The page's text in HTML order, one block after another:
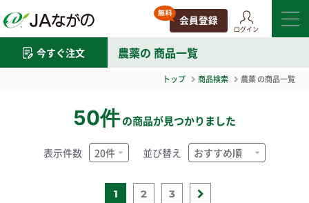
ログイン
今すぐ注文 農薬の 商品一覧
トップ 商品検索 農薬の商品一覧
50件の商品が見つかりました
1 2 3
表示件数 並び替え